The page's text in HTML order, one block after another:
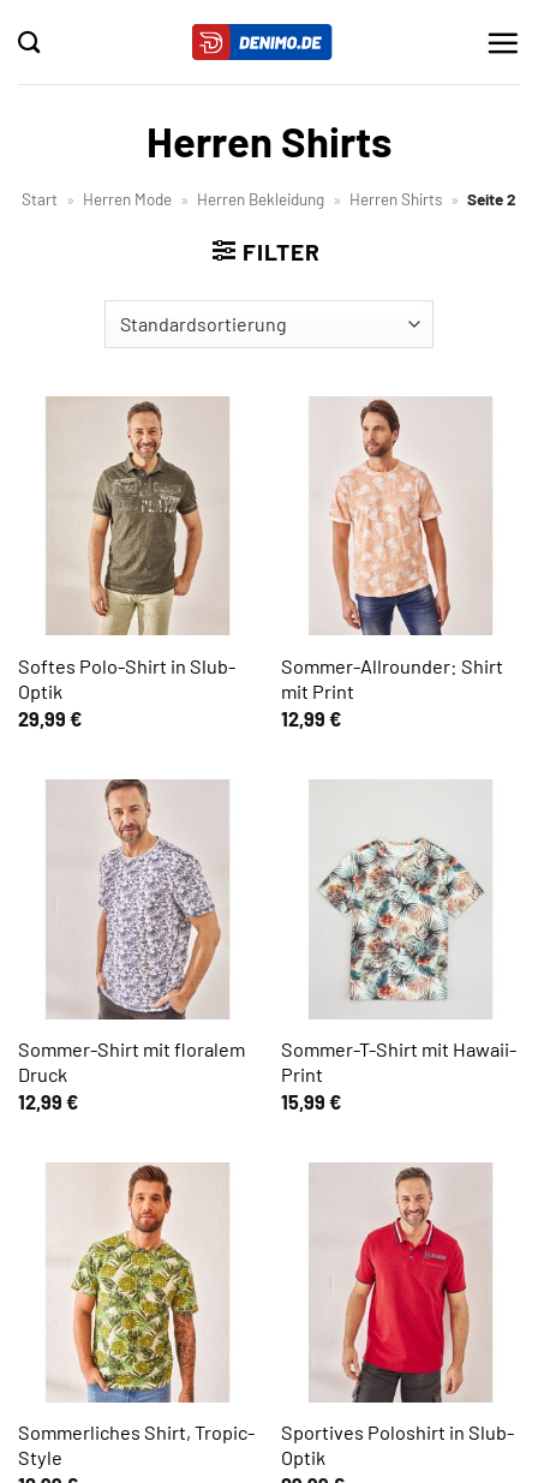
Inhalt
springen
Herren Shirts
Start » Herren Mode » Herren Bekleidung » Herren Shirts » Seite 2
FILTER
Softes Polo-Shirt in Slub-
Optik
29,99 €
Sommer-Allrounder: Shirt
mit Print
12,99 €
Sommer-Shirt mit floralem
Druck
12,99 €
Sommer-T-Shirt mit Hawaii-
Print
15,99 €
Sommerliches Shirt, Tropic-
Style
Sportives Poloshirt in Slub-
Optik